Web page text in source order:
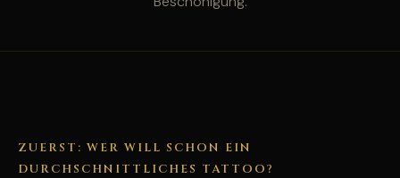
ZUERST: WER WILL SCHON EIN
DURCHSCHNITTLICHES TATTOO?